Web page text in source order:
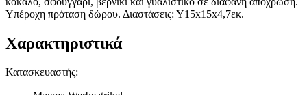
Υπέροχη πρόταση δώρου. Διαστάσεις: Υ15x15x4,7εκ.
Χαρακτηριστικά
Κατασκευαστής: